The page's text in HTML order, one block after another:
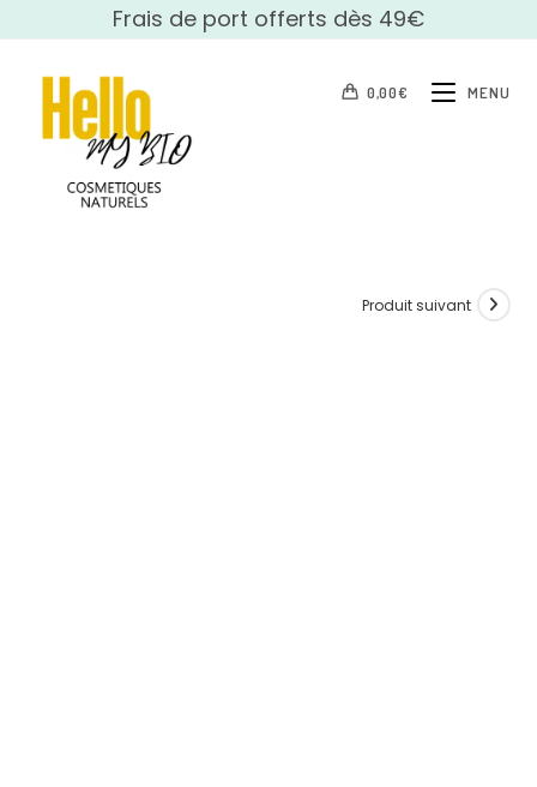
to
content
Frais de port offerts dès 49€
0,00€ MENU
Produit suivant